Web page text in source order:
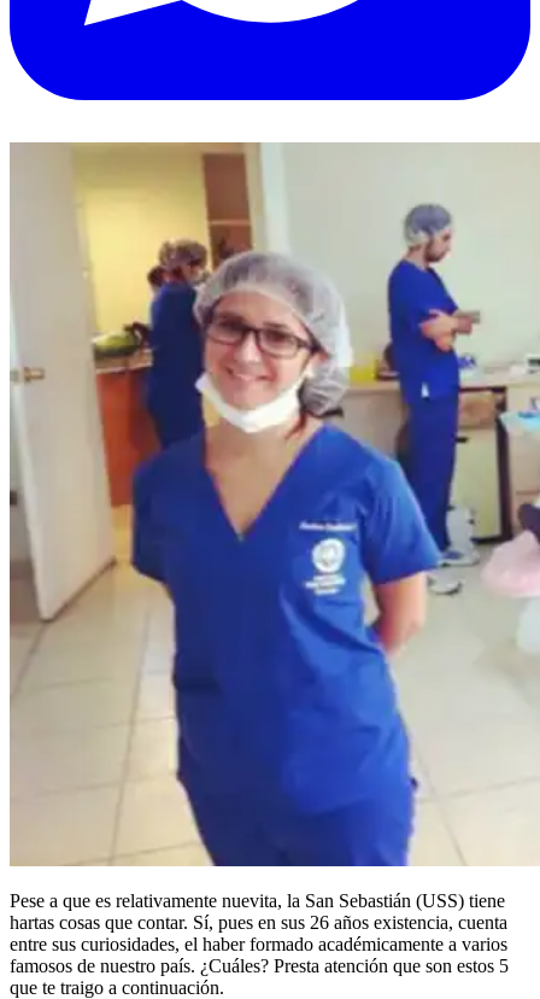
Pese a que es relativamente nuevita, la San Sebastián (USS) tiene
hartas cosas que contar. Sí, pues en sus 26 años existencia, cuenta
entre sus curiosidades, el haber formado académicamente a varios
famosos de nuestro país. ¿Cuáles? Presta atención que son estos 5
que te traigo a continuación.